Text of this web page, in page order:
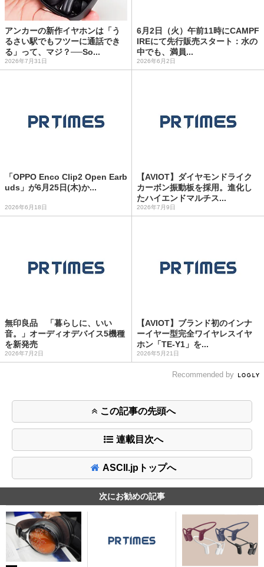
アンカーの新作イヤホンは「う
るさい駅でもフツーに通話でき
る」って、マジ？──So...
2026年7月31日
6月2日（火）午前11時にCAMPF
IREにて先行販売スタート：水の
中でも、満員...
2026年6月2日
「OPPO Enco Clip2 Open Earb
uds」が6月25日(木)か...
2026年6月18日
【AVIOT】ダイヤモンドライク
カーボン振動板を採用。進化し
たハイエンドマルチス...
2026年7月9日
無印良品 「暮らしに、いい
音。」オーディオデバイス5機種
を新発売
2026年7月2日
【AVIOT】ブランド初のインナ
ーイヤー型完全ワイヤレスイヤ
ホン「TE-Y1」を...
2026年5月21日
Recommended by
この記事の先頭へ
連載目次へ
ASCII.jpトップへ
次にお勧めの記事